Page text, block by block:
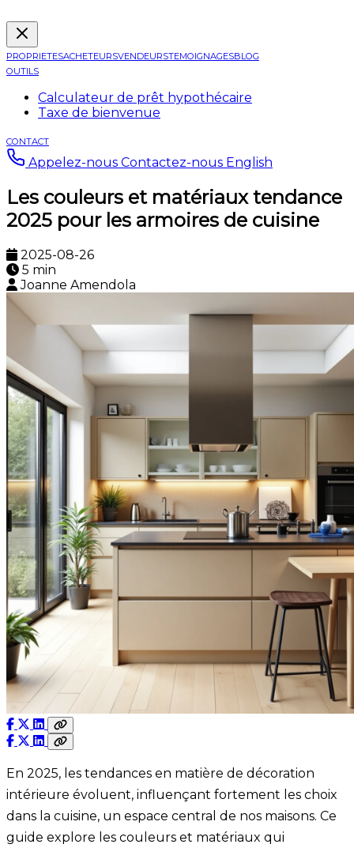
PROPRIETESACHETEURSVENDEURSTEMOIGNAGESBLOG
OUTILS
Calculateur de prêt hypothécaire
Taxe de bienvenue
CONTACT
Appelez-nous Contactez-nous English
Les couleurs et matériaux tendance
2025 pour les armoires de cuisine
2025-08-26
5 min
Joanne Amendola
En 2025, les tendances en matière de décoration
intérieure évoluent, influençant fortement les choix
dans la cuisine, un espace central de nos maisons. Ce
guide explore les couleurs et matériaux qui